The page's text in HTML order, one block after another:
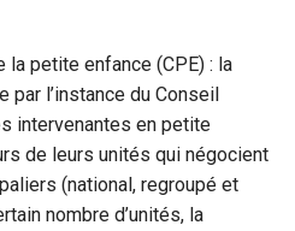
la petite enfance (CPE) : la
l’instance du Conseil
intervenantes en petite
de leurs unités qui négocient
(national, regroupé et
nombre d’unités, la